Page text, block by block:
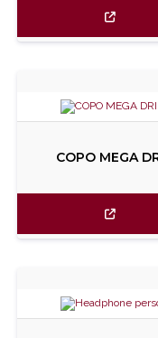
COPO MEGA